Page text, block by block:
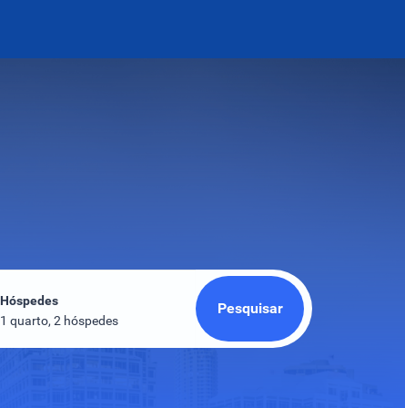
Hóspedes Pesquisar